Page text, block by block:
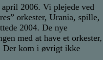
2006. Vi plejede ved
orkester, Urania, spille,
2004. De nye
med at have et orkester,
Der kom i øvrigt ikke